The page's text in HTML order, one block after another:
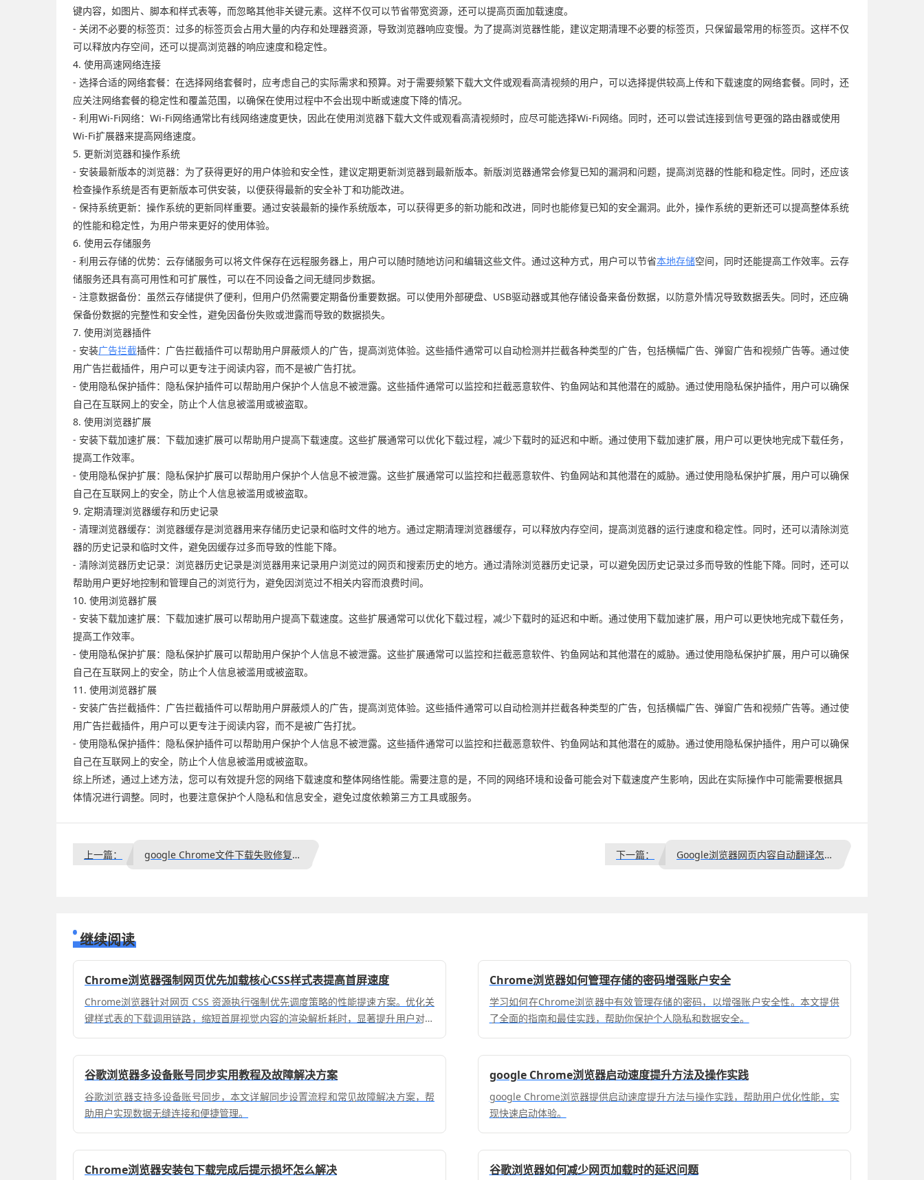
键内容，如图片、脚本和样式表等，而忽略其他非关键元素。这样不仅可以节省带宽资源，还可以提高页面加载速度。
- 关闭不必要的标签页：过多的标签页会占用大量的内存和处理器资源，导致浏览器响应变慢。为了提高浏览器性能，建议定期清理不必要的标签页，只保留最常用的标签页。这样不仅
可以释放内存空间，还可以提高浏览器的响应速度和稳定性。
4. 使用高速网络连接
- 选择合适的网络套餐：在选择网络套餐时，应考虑自己的实际需求和预算。对于需要频繁下载大文件或观看高清视频的用户，可以选择提供较高上传和下载速度的网络套餐。同时，还
应关注网络套餐的稳定性和覆盖范围，以确保在使用过程中不会出现中断或速度下降的情况。
- 利用Wi-Fi网络：Wi-Fi网络通常比有线网络速度更快，因此在使用浏览器下载大文件或观看高清视频时，应尽可能选择Wi-Fi网络。同时，还可以尝试连接到信号更强的路由器或使用
Wi-Fi扩展器来提高网络速度。
5. 更新浏览器和操作系统
- 安装最新版本的浏览器：为了获得更好的用户体验和安全性，建议定期更新浏览器到最新版本。新版浏览器通常会修复已知的漏洞和问题，提高浏览器的性能和稳定性。同时，还应该
检查操作系统是否有更新版本可供安装，以便获得最新的安全补丁和功能改进。
- 保持系统更新：操作系统的更新同样重要。通过安装最新的操作系统版本，可以获得更多的新功能和改进，同时也能修复已知的安全漏洞。此外，操作系统的更新还可以提高整体系统
的性能和稳定性，为用户带来更好的使用体验。
6. 使用云存储服务
- 利用云存储的优势：云存储服务可以将文件保存在远程服务器上，用户可以随时随地访问和编辑这些文件。通过这种方式，用户可以节省本地存储空间，同时还能提高工作效率。云存
储服务还具有高可用性和可扩展性，可以在不同设备之间无缝同步数据。
- 注意数据备份：虽然云存储提供了便利，但用户仍然需要定期备份重要数据。可以使用外部硬盘、USB驱动器或其他存储设备来备份数据，以防意外情况导致数据丢失。同时，还应确
保备份数据的完整性和安全性，避免因备份失败或泄露而导致的数据损失。
7. 使用浏览器插件
- 安装广告拦截插件：广告拦截插件可以帮助用户屏蔽烦人的广告，提高浏览体验。这些插件通常可以自动检测并拦截各种类型的广告，包括横幅广告、弹窗广告和视频广告等。通过使
用广告拦截插件，用户可以更专注于阅读内容，而不是被广告打扰。
- 使用隐私保护插件：隐私保护插件可以帮助用户保护个人信息不被泄露。这些插件通常可以监控和拦截恶意软件、钓鱼网站和其他潜在的威胁。通过使用隐私保护插件，用户可以确保
自己在互联网上的安全，防止个人信息被滥用或被盗取。
8. 使用浏览器扩展
- 安装下载加速扩展：下载加速扩展可以帮助用户提高下载速度。这些扩展通常可以优化下载过程，减少下载时的延迟和中断。通过使用下载加速扩展，用户可以更快地完成下载任务，
提高工作效率。
- 使用隐私保护扩展：隐私保护扩展可以帮助用户保护个人信息不被泄露。这些扩展通常可以监控和拦截恶意软件、钓鱼网站和其他潜在的威胁。通过使用隐私保护扩展，用户可以确保
自己在互联网上的安全，防止个人信息被滥用或被盗取。
9. 定期清理浏览器缓存和历史记录
- 清理浏览器缓存：浏览器缓存是浏览器用来存储历史记录和临时文件的地方。通过定期清理浏览器缓存，可以释放内存空间，提高浏览器的运行速度和稳定性。同时，还可以清除浏览
器的历史记录和临时文件，避免因缓存过多而导致的性能下降。
- 清除浏览器历史记录：浏览器历史记录是浏览器用来记录用户浏览过的网页和搜索历史的地方。通过清除浏览器历史记录，可以避免因历史记录过多而导致的性能下降。同时，还可以
帮助用户更好地控制和管理自己的浏览行为，避免因浏览过不相关内容而浪费时间。
10. 使用浏览器扩展
- 安装下载加速扩展：下载加速扩展可以帮助用户提高下载速度。这些扩展通常可以优化下载过程，减少下载时的延迟和中断。通过使用下载加速扩展，用户可以更快地完成下载任务，
提高工作效率。
- 使用隐私保护扩展：隐私保护扩展可以帮助用户保护个人信息不被泄露。这些扩展通常可以监控和拦截恶意软件、钓鱼网站和其他潜在的威胁。通过使用隐私保护扩展，用户可以确保
自己在互联网上的安全，防止个人信息被滥用或被盗取。
11. 使用浏览器扩展
- 安装广告拦截插件：广告拦截插件可以帮助用户屏蔽烦人的广告，提高浏览体验。这些插件通常可以自动检测并拦截各种类型的广告，包括横幅广告、弹窗广告和视频广告等。通过使
用广告拦截插件，用户可以更专注于阅读内容，而不是被广告打扰。
- 使用隐私保护插件：隐私保护插件可以帮助用户保护个人信息不被泄露。这些插件通常可以监控和拦截恶意软件、钓鱼网站和其他潜在的威胁。通过使用隐私保护插件，用户可以确保
自己在互联网上的安全，防止个人信息被滥用或被盗取。
综上所述，通过上述方法，您可以有效提升您的网络下载速度和整体网络性能。需要注意的是，不同的网络环境和设备可能会对下载速度产生影响，因此在实际操作中可能需要根据具
体情况进行调整。同时，也要注意保护个人隐私和信息安全，避免过度依赖第三方工具或服务。
上一篇： google Chrome文件下载失败修复教程 下一篇： Google浏览器网页内容自动翻译怎么使用
继续阅读
Chrome浏览器强制网页优先加载核心CSS样式表提高首屏速度
Chrome浏览器针对网页 CSS 资源执行强制优先调度策略的性能提速方案。优化关
键样式表的下载调用链路，缩短首屏视觉内容的渲染解析耗时，显著提升用户对页
面展现的响应感知。
Chrome浏览器如何管理存储的密码增强账户安全
学习如何在Chrome浏览器中有效管理存储的密码，以增强账户安全性。本文提供
了全面的指南和最佳实践，帮助你保护个人隐私和数据安全。
谷歌浏览器多设备账号同步实用教程及故障解决方案
谷歌浏览器支持多设备账号同步，本文详解同步设置流程和常见故障解决方案，帮
助用户实现数据无缝连接和便捷管理。
google Chrome浏览器启动速度提升方法及操作实践
google Chrome浏览器提供启动速度提升方法与操作实践，帮助用户优化性能，实
现快速启动体验。
Chrome浏览器安装包下载完成后提示损坏怎么解决 谷歌浏览器如何减少网页加载时的延迟问题